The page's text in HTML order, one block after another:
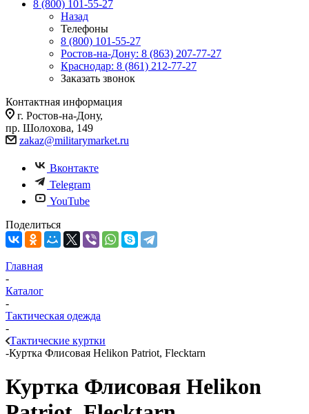
8 (800) 101-55-27
Назад
Телефоны
8 (800) 101-55-27
Ростов-на-Дону: 8 (863) 207-77-27
Краснодар: 8 (861) 212-77-27
Заказать звонок
Контактная информация
г. Ростов-на-Дону,
пр. Шолохова, 149
zakaz@militarymarket.ru
Вконтакте
Telegram
YouTube
Поделиться
Главная
-
Каталог
-
Тактическая одежда
-
Тактические куртки
-Куртка Флисовая Helikon Patriot, Flecktarn
Куртка Флисовая Helikon